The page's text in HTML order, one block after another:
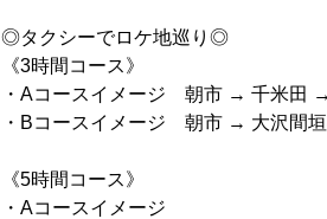
◎タクシーでロケ地巡り◎
《3時間コース》
・Aコースイメージ 朝市 → 千米田
・Bコースイメージ 朝市 → 大沢間
《5時間コース》
・Aコースイメージ